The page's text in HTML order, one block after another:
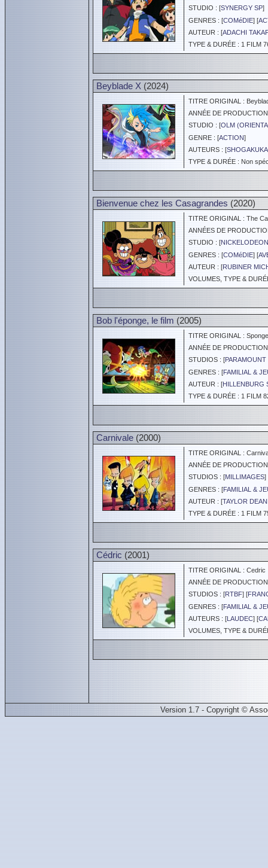
STUDIO : [SYNERGY SP]
GENRES : [COMéDIE] [
AUTEUR : [ADACHI
TYPE & DURÉE : 1 FILM
Beyblade X (2024)
TITRE ORIGINAL :
ANNÉE DE
STUDIO : [OLM
GENRE : [ACTION]
AUTEURS : [
TYPE & DURÉE : Non
Bienvenue chez les Casagrandes (2020)
TITRE ORIGINAL : The
ANNÉES DE
STUDIO : [NICKELODEON
GENRES : [COMéDIE] [
AUTEUR : [RUBINER
VOLUMES, TYPE &
Bob l'éponge, le film (2005)
TITRE ORIGINAL :
ANNÉE DE
STUDIOS : [
GENRES : [FAMILIAL &
AUTEUR : [HILLENBURG
TYPE & DURÉE : 1 FILM
Carnivale (2000)
TITRE ORIGINAL :
ANNÉE DE
STUDIOS : [MILLIMAGES]
GENRES : [FAMILIAL &
AUTEUR : [TAYLOR
TYPE & DURÉE : 1 FILM
Cédric (2001)
TITRE ORIGINAL : Cedric
ANNÉE DE
STUDIOS : [RTBF] [
GENRES : [FAMILIAL &
AUTEURS : [LAUDEC] [
VOLUMES, TYPE &
Version 1.7 - Copyright ©